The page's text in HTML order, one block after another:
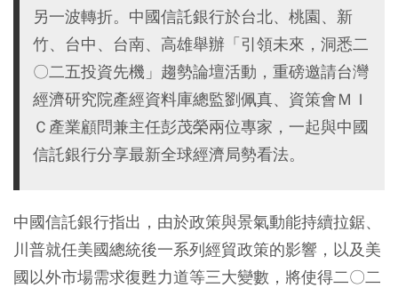
另一波轉折。中國信託銀行於台北、桃園、新
竹、台中、台南、高雄舉辦「引領未來，洞悉二
〇二五投資先機」趨勢論壇活動，重磅邀請台灣
經濟研究院產經資料庫總監劉佩真、資策會ＭＩ
Ｃ產業顧問兼主任彭茂榮兩位專家，一起與中國
信託銀行分享最新全球經濟局勢看法。
中國信託銀行指出，由於政策與景氣動能持續拉鋸、
川普就任美國總統後一系列經貿政策的影響，以及美
國以外市場需求復甦力道等三大變數，將使得二〇二